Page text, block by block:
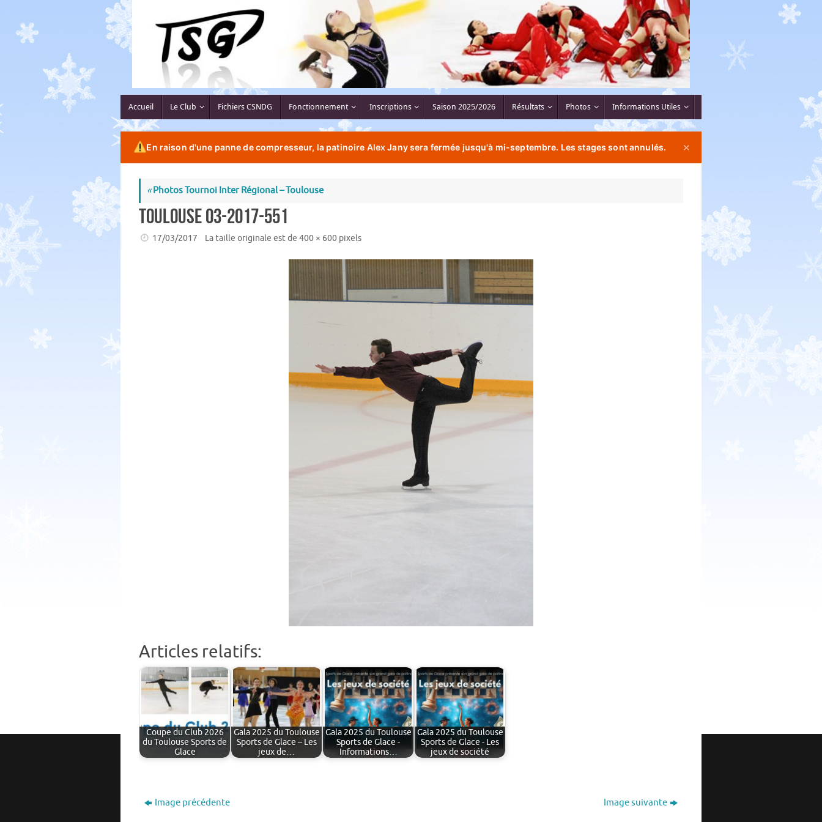
contenu
contenu
Accueil Le Club Fichiers CSNDG Fonctionnement Inscriptions Saison 2025/2026 Résultats Photos Informations Utiles
En raison d'une panne de compresseur, la patinoire Alex Jany sera fermée jusqu'à mi-septembre. Les stages sont annulés. ✕
«Photos Tournoi Inter Régional – Toulouse
toulouse 03-2017-551
17/03/2017 La taille originale est de400 × 600 pixels
Articles relatifs:
Coupe du Club 2026
du Toulouse Sports de
Glace
Gala 2025 du Toulouse
Sports de Glace – Les
jeux de…
Gala 2025 du Toulouse
Sports de Glace -
Informations…
Gala 2025 du Toulouse
Sports de Glace - Les
jeux de société
Image précédente Image suivante